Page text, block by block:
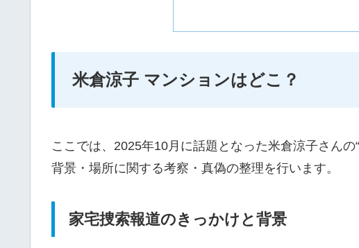
米倉涼子 マンションはどこ？
ここでは、2025年10月に話題となった米倉涼子さん
背景・場所に関する考察・真偽の整理を行います。
家宅捜索報道のきっかけと背景